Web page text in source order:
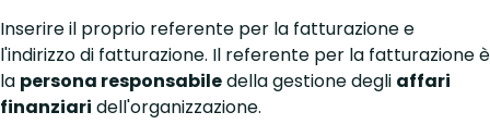
Inserire il proprio referente per la fatturazione e
l'indirizzo di fatturazione. Il referente per la fatturazione è
la persona responsabiledella gestione degli affari
finanziari dell'organizzazione.